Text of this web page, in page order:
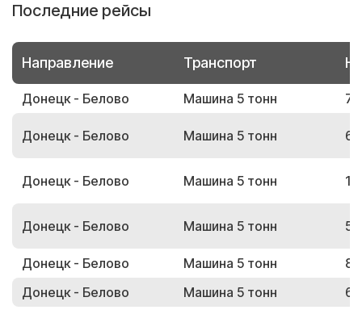
Последние рейсы
Направление Транспорт
Донецк - Белово Машина 5 тонн
Донецк - Белово Машина 5 тонн
Донецк - Белово Машина 5 тонн
Донецк - Белово Машина 5 тонн
Донецк - Белово Машина 5 тонн
Донецк - Белово
Машина 5 тонн